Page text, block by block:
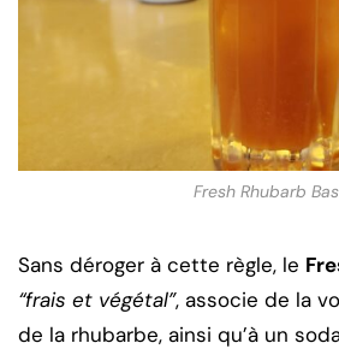
Fresh Rhubarb
Sans déroger à cette règle, le
“frais et végétal”, associe de la
de la rhubarbe, ainsi qu’à un